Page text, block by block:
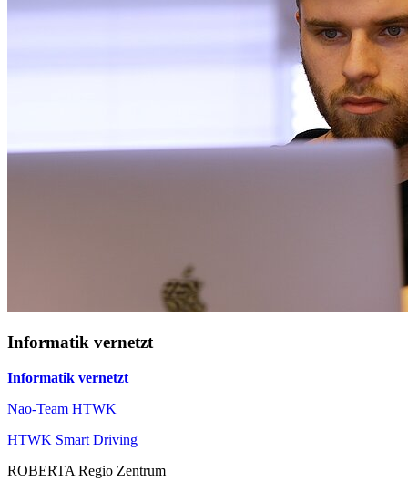
Informatik vernetzt
Informatik vernetzt
Nao-Team HTWK
HTWK Smart Driving
ROBERTA Regio Zentrum